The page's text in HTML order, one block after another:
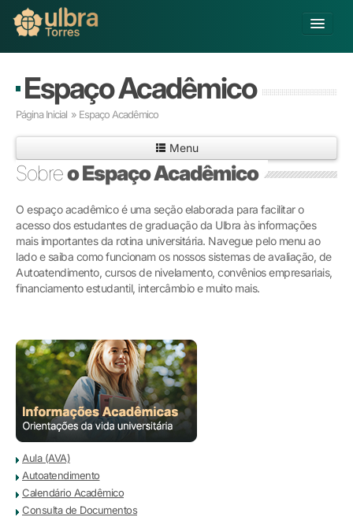
Buscar
Já sou Aluno
Matricule-se
Educação Básica
Graduação
Pós-graduação
Educação a Distância
Pesquisa
Extensão
Sobre a ULBRA
Espaço Acadêmico
Página Inicial » Espaço Acadêmico
Menu
Sobreo Espaço Acadêmico
O espaço acadêmico é uma seção elaborada para facilitar o
acesso dos estudantes de graduação da Ulbra às informações
mais importantes da rotina universitária. Navegue pelo menu ao
lado e saiba como funcionam os nossos sistemas de avaliação, de
Autoatendimento, cursos de nivelamento, convênios empresariais,
financiamento estudantil, intercâmbio e muito mais.
Aula (AVA)
Autoatendimento
Calendário Acadêmico
Consulta de Documentos